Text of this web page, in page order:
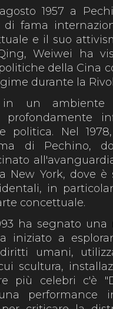
1957 a
di fama
e il suo
Weiwei ha
della Cina
durante la
un ambiente
profondamente
politica. Nel
di Pechino,
New York, dove
in
concettuale.
ha segnato una
iniziato a
umani,
scultura,
più celebri c'è
performance